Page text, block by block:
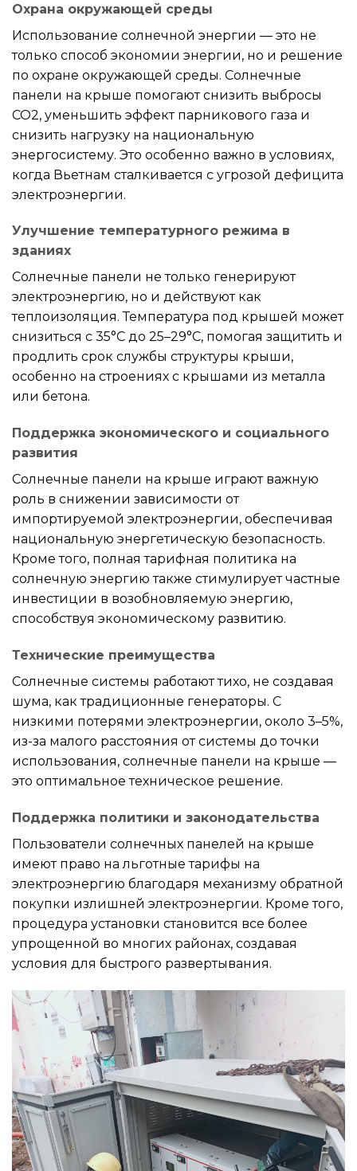
Охрана окружающей среды
Использование солнечной энергии — это не
только способ экономии энергии, но и решение
по охране окружающей среды. Солнечные
панели на крыше помогают снизить выбросы
CO2, уменьшить эффект парникового газа и
снизить нагрузку на национальную
энергосистему. Это особенно важно в условиях,
когда Вьетнам сталкивается с угрозой дефицита
электроэнергии.
Улучшение температурного режима в
зданиях
Солнечные панели не только генерируют
электроэнергию, но и действуют как
теплоизоляция. Температура под крышей может
снизиться с 35°C до 25–29°C, помогая защитить и
продлить срок службы структуры крыши,
особенно на строениях с крышами из металла
или бетона.
Поддержка экономического и социального
развития
Солнечные панели на крыше играют важную
роль в снижении зависимости от
импортируемой электроэнергии, обеспечивая
национальную энергетическую безопасность.
Кроме того, полная тарифная политика на
солнечную энергию также стимулирует частные
инвестиции в возобновляемую энергию,
способствуя экономическому развитию.
Технические преимущества
Солнечные системы работают тихо, не создавая
шума, как традиционные генераторы. С
низкими потерями электроэнергии, около 3–5%,
из-за малого расстояния от системы до точки
использования, солнечные панели на крыше —
это оптимальное техническое решение.
Поддержка политики и законодательства
Пользователи солнечных панелей на крыше
имеют право на льготные тарифы на
электроэнергию благодаря механизму обратной
покупки излишней электроэнергии. Кроме того,
процедура установки становится все более
упрощенной во многих районах, создавая
условия для быстрого развертывания.